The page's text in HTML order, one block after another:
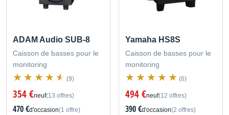
ADAM Audio SUB-8
Caisson de basses pour le
monitoring
(9)
354 €neuf(13 offres)
470 €d'occasion(1 offre)
Yamaha HS8S
Caisson de basses pour le
monitoring
(6)
494 €neuf(12 offres)
390 €d'occasion(2 offres)